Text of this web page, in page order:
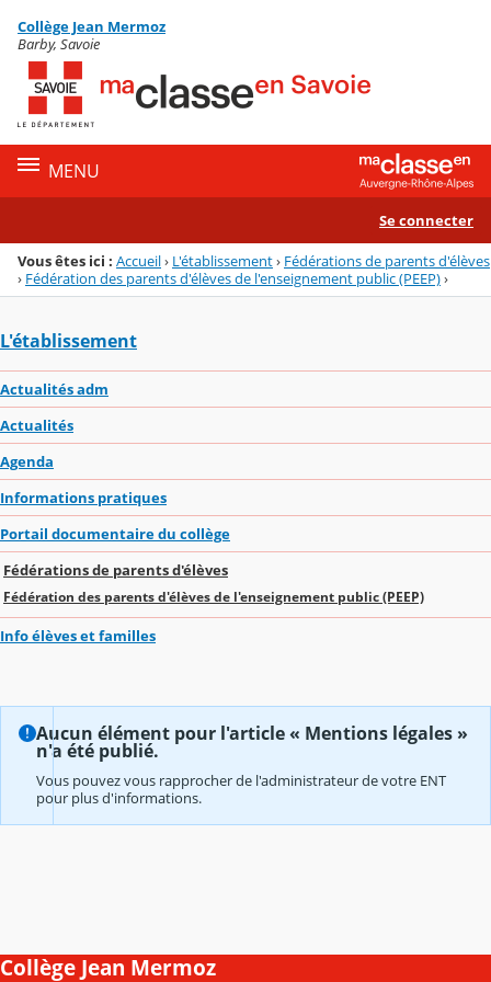
Menu de la rubrique
Contenu
Collège Jean Mermoz
Barby, Savoie
MENU
Se connecter
Vous êtes ici : Accueil› L'établissement› Fédérations de parents d'élèves
› Fédération des parents d'élèves de l'enseignement public (PEEP)›
L'établissement
Actualités adm
Actualités
Agenda
Informations pratiques
Portail documentaire du collège
Fédérations de parents d'élèves
Fédération des parents d'élèves de l'enseignement public (PEEP)
Info élèves et familles
Aucun élément pour l'article « Mentions légales »
n'a été publié.
Vous pouvez vous rapprocher de l'administrateur de votre ENT
pour plus d'informations.
Collège Jean Mermoz